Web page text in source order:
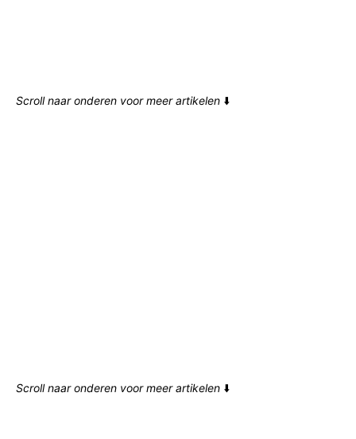
Scroll naar onderen voor meer artikelen ⬇️
Scroll naar onderen voor meer artikelen ⬇️